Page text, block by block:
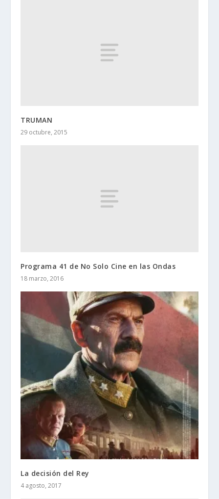
TRUMAN
29 octubre, 2015
Programa 41 de No Solo Cine en las Ondas
18 marzo, 2016
La decisión del Rey
4 agosto, 2017